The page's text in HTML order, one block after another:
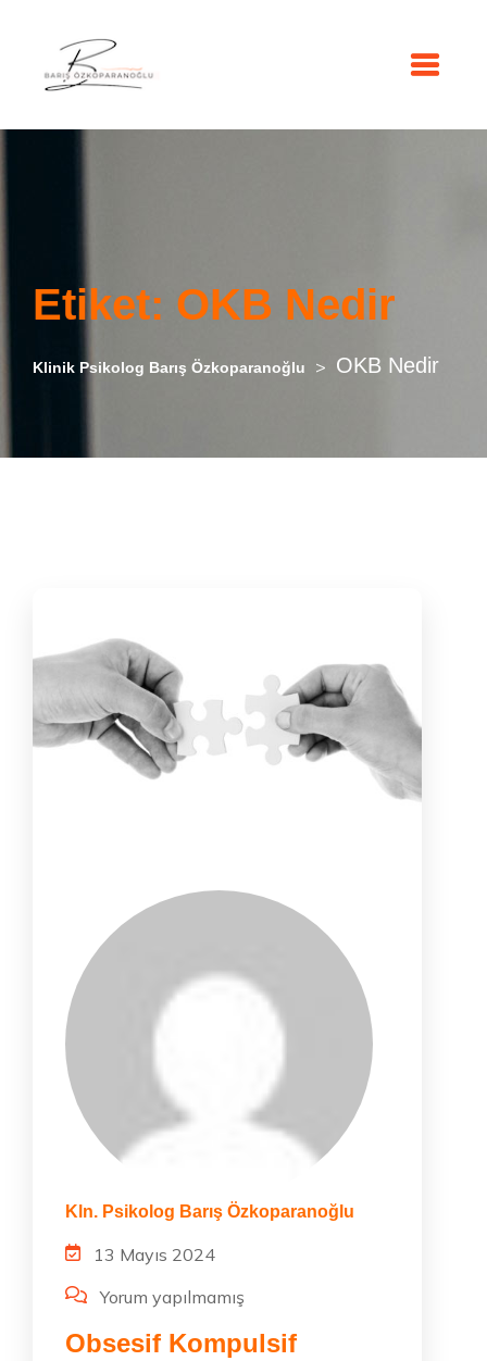
Etiket: OKB Nedir
Klinik Psikolog Barış Özkoparanoğlu > OKB Nedir
Kln. Psikolog Barış Özkoparanoğlu
13 Mayıs 2024
Yorum yapılmamış
Obsesif Kompulsif